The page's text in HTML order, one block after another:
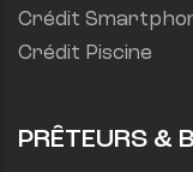
Crédit
Crédit Piscine
PRÊTEURS &